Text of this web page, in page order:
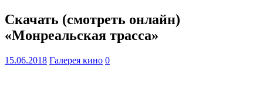
Скачать (смотреть онлайн)
«Монреальская трасса»
15.06.2018 Галерея кино 0